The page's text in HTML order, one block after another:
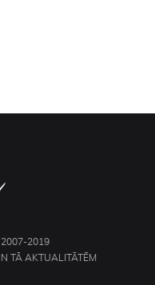
2019
TĀ AKTUALITĀTĒM